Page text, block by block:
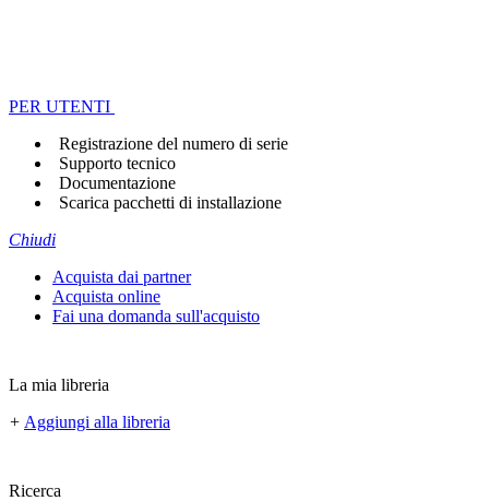
PER UTENTI
Registrazione del numero di serie
Supporto tecnico
Documentazione
Scarica pacchetti di installazione
Chiudi
Acquista dai partner
Acquista online
Fai una domanda sull'acquisto
La mia libreria
+ Aggiungi alla libreria
Ricerca